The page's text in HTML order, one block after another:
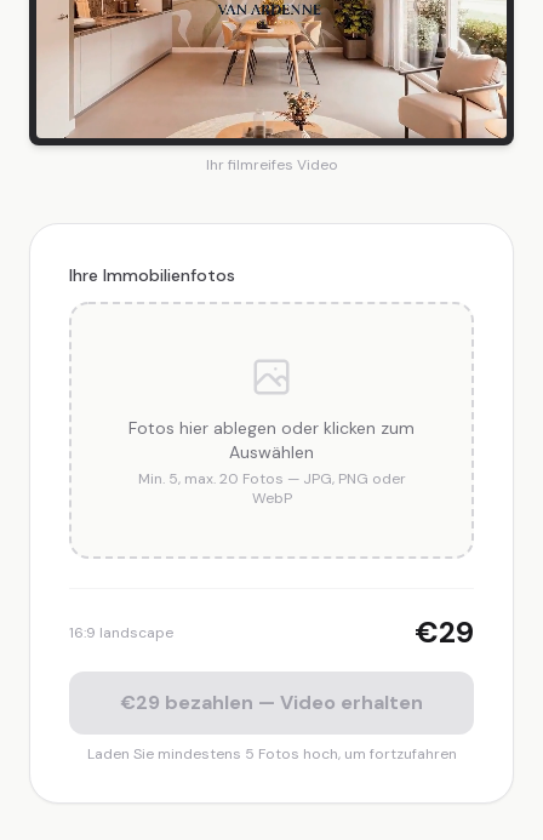
Ihr filmreifes Video
Ihre Immobilienfotos
Fotos hier ablegen oder klicken zum
Auswählen
Min. 5, max. 20 Fotos — JPG, PNG oder
WebP
16:9 landscape €29
€29 bezahlen — Video erhalten
Laden Sie mindestens 5 Fotos hoch, um fortzufahren